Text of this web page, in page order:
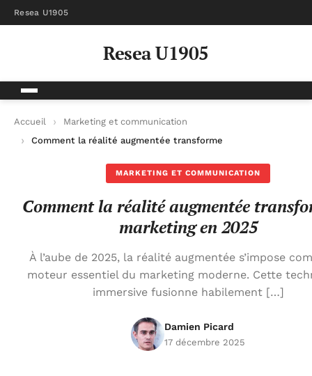
Resea U1905
Resea U1905
Accueil
Marketing et communication
Comment la réalité augmentée transforme le marketing en
MARKETING ET COMMUNICATION
Comment la réalité augmentée
marketing en 2025
À l’aube de 2025, la réalité augmentée s’impose
moteur essentiel du marketing moderne. Cette
immersive fusionne habilement […]
Damien Picard
17 décembre 2025